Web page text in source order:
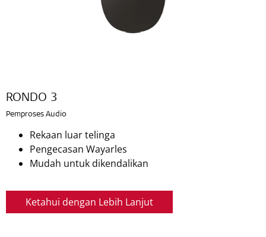
RONDO 3
Pemproses Audio
Rekaan luar telinga
Pengecasan Wayarles
Mudah untuk dikendalikan
Ketahui dengan Lebih Lanjut